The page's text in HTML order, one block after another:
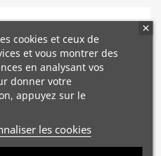
cookies et ceux de
et vous montrer des
en analysant vos
donner votre
appuyez sur le
les cookies